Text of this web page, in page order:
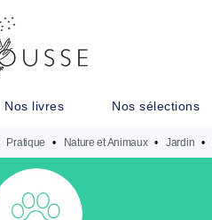
Nos livres Nos sélections
Pratique • Nature et Animaux • Jardin •